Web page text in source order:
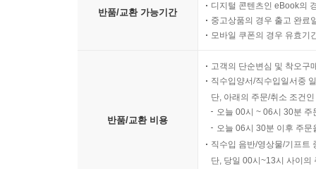
반품/교환 가능기간
디지털 콘텐츠인 eBook의
중고상품의 경우 출고 완료
모바일 쿠폰의 경우 유효기
반품/교환 비용
고객의 단순변심 및 착오구
직수입양서/직수입일서중
단, 아래의 주문/취소 조건
오늘 00시 ~ 06시 30분
오늘 06시 30분 이후 주
직수입 음반/영상물/기프트
단, 당일 00시~13시 사이의